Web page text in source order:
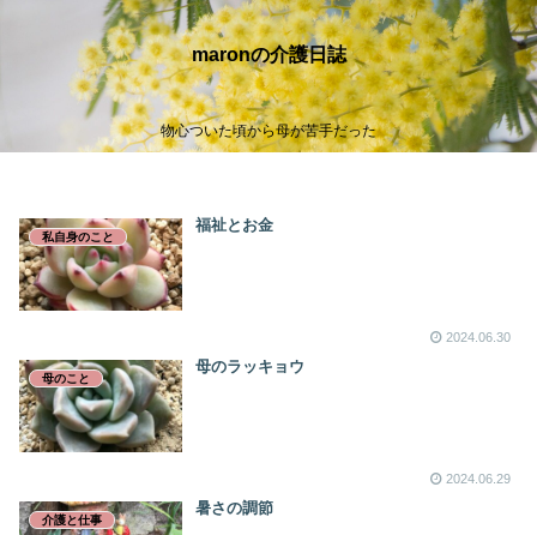
maronの介護日誌
物心ついた頃から母が苦手だった
私自身のこと
福祉とお金
2024.06.30
母のこと
母のラッキョウ
2024.06.29
介護と仕事
暑さの調節